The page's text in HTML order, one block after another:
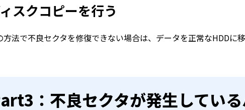
スクコピーを行う
方法で不良セクタを修復できない場合は、データを正常なHDDに
：不良セクタが発生してい